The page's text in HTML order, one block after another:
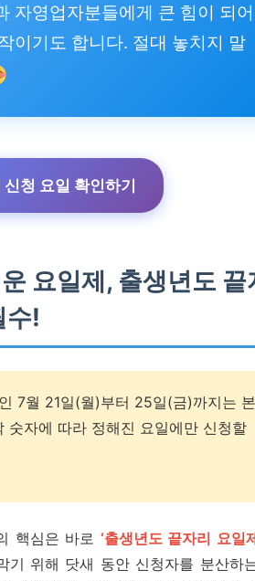
자영업자분들에게 큰 힘이 되어
이기도 합니다. 절대 놓치지 말
신청 요일 확인하기
요일제, 출생년도 끝
수!
7월 21일(월)부터 25일(금)까지는 본
숫자에 따라 정해진 요일에만 신청할
핵심은 바로 ‘출생년도 끝자리 요일
기 위해 닷새 동안 신청자를 분산하